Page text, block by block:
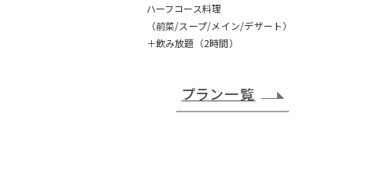
ハーフコース料理
（前菜/スープ/メイン/デザート）
＋飲み放題（2時間）
プラン一覧